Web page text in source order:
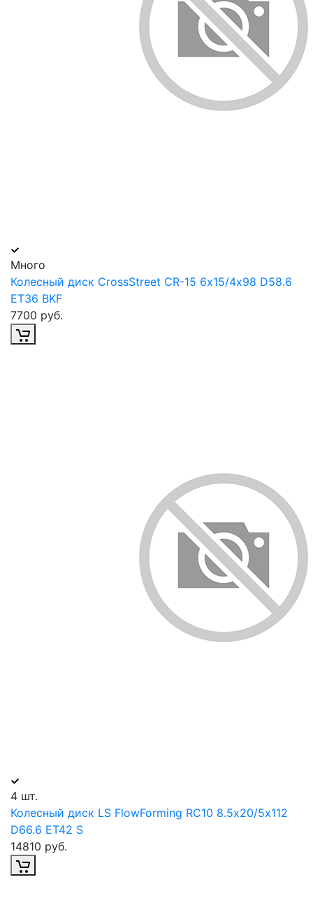
Много
Колесный диск CrossStreet CR-15 6х15/4х98 D58.6
ET36 BKF
7700 руб.
4 шт.
Колесный диск LS FlowForming RC10 8.5х20/5х112
D66.6 ET42 S
14810 руб.